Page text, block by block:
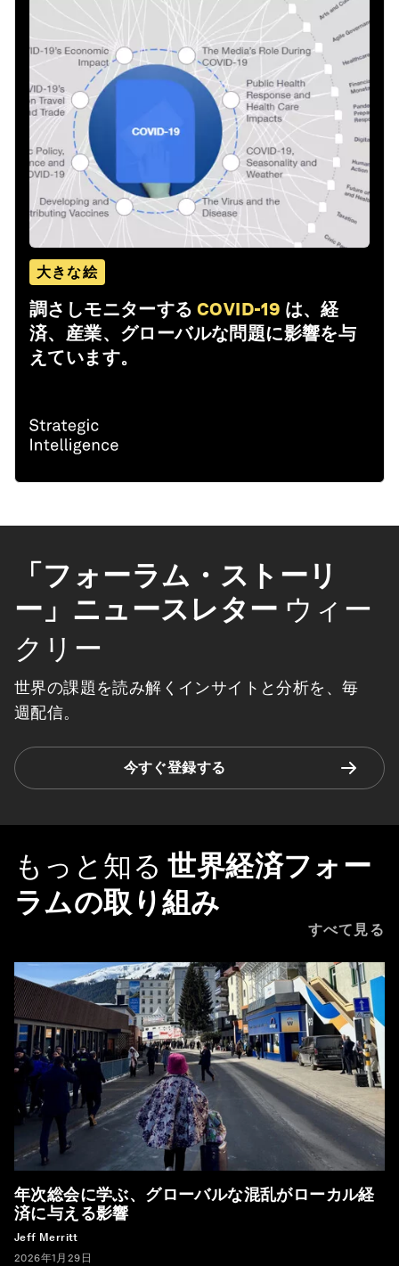
大きな絵
調さしモニターする COVID-19 は、経
済、産業、グローバルな問題に影響を与
えています。
「フォーラム・ストーリ
ー」ニュースレター ウィー
クリー
世界の課題を読み解くインサイトと分析を、毎
週配信。
今すぐ登録する
もっと知る 世界経済フォー
ラムの取り組み
すべて見る
年次総会に学ぶ、グローバルな混乱がローカル経
済に与える影響
Jeff Merritt
2026年1月29日